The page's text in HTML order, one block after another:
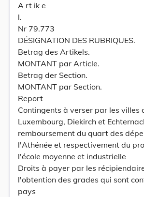
A rt ik e
l.
Nr 79.773
DÉSIGNATION DES RUBRIQUES.
Betrag des Artikels.
MONTANT par Article.
Betrag der Section.
MONTANT par Section.
Report
Contingents à verser par les villes
Luxembourg, Diekirch et
remboursement du quart des
l'Athénée et respectivement du
l'école moyenne et industrielle
Droits à payer par les
l'obtention des grades qui sont
pays